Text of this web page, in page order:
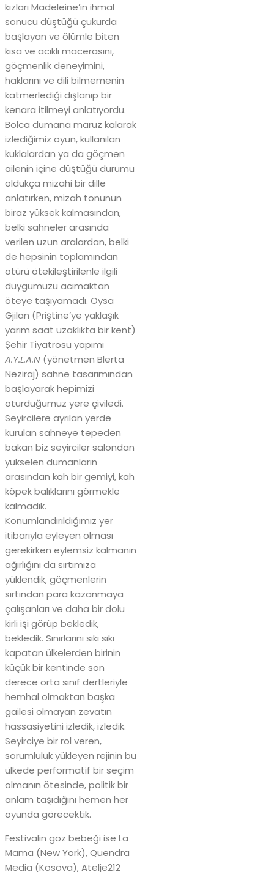
kızları Madeleine’in ihmal
sonucu düştüğü çukurda
başlayan ve ölümle biten
kısa ve acıklı macerasını,
göçmenlik deneyimini,
haklarını ve dili bilmemenin
katmerlediği dışlanıp bir
kenara itilmeyi anlatıyordu.
Bolca dumana maruz kalarak
izlediğimiz oyun, kullanılan
kuklalardan ya da göçmen
ailenin içine düştüğü durumu
oldukça mizahi bir dille
anlatırken, mizah tonunun
biraz yüksek kalmasından,
belki sahneler arasında
verilen uzun aralardan, belki
de hepsinin toplamından
ötürü ötekileştirilenle ilgili
duygumuzu acımaktan
öteye taşıyamadı. Oysa
Gjilan (Priştine’ye yaklaşık
yarım saat uzaklıkta bir kent)
Şehir Tiyatrosu yapımı
A.Y.L.A.N (yönetmen Blerta
Neziraj) sahne tasarımından
başlayarak hepimizi
oturduğumuz yere çiviledi.
Seyircilere ayrılan yerde
kurulan sahneye tepeden
bakan biz seyirciler salondan
yükselen dumanların
arasından kah bir gemiyi, kah
köpek balıklarını görmekle
kalmadık.
Konumlandırıldığımız yer
itibarıyla eyleyen olması
gerekirken eylemsiz kalmanın
ağırlığını da sırtımıza
yüklendik, göçmenlerin
sırtından para kazanmaya
çalışanları ve daha bir dolu
kirli işi görüp bekledik,
bekledik. Sınırlarını sıkı sıkı
kapatan ülkelerden birinin
küçük bir kentinde son
derece orta sınıf dertleriyle
hemhal olmaktan başka
gailesi olmayan zevatın
hassasiyetini izledik, izledik.
Seyirciye bir rol veren,
sorumluluk yükleyen rejinin bu
ülkede performatif bir seçim
olmanın ötesinde, politik bir
anlam taşıdığını hemen her
oyunda görecektik.
Festivalin göz bebeği ise La
Mama (New York), Quendra
Media (Kosova), Atelje212